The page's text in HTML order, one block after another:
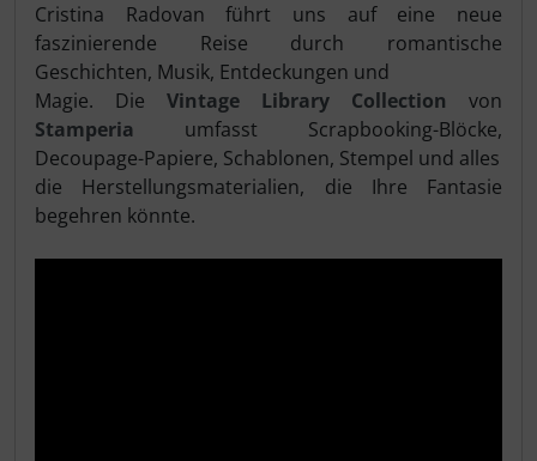
Cristina Radovan führt uns auf eine neue
faszinierende Reise durch romantische
Geschichten, Musik, Entdeckungen und
Magie. Die Vintage Library Collection von
Stamperia umfasst Scrapbooking-Blöcke,
Decoupage-Papiere, Schablonen, Stempel und alles
die Herstellungsmaterialien, die Ihre Fantasie
begehren könnte.